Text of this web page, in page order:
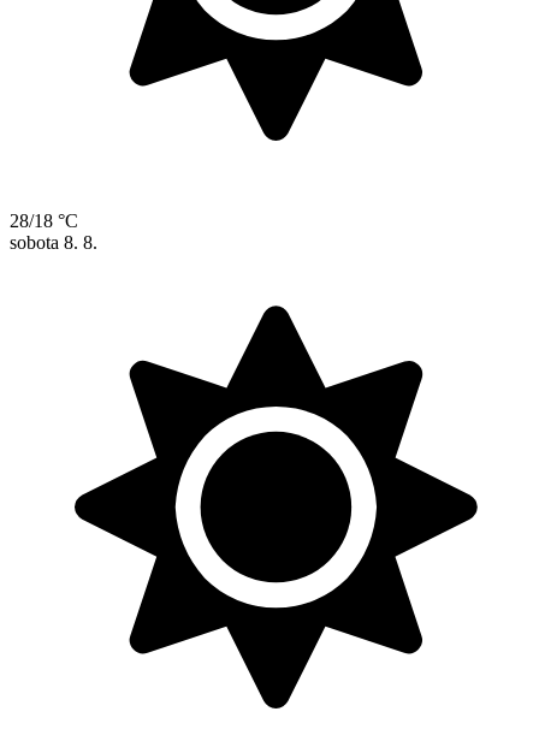
28/18 °C
sobota 8. 8.